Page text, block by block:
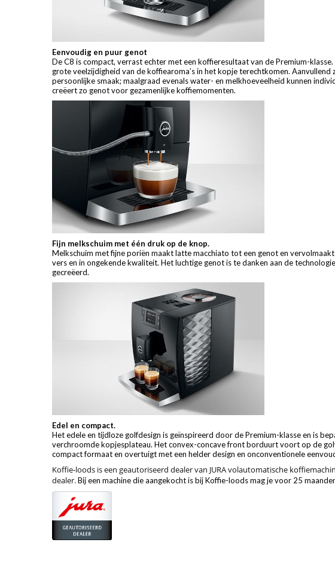
Eenvoudig en puur genot
De C8 is compact, verrast echter met een koffieresultaat van de Premium-
grote veelzijdigheid van de koffiearoma’s in het kopje terechtkomen.
persoonlijke smaak; maalgraad evenals water- en melkhoeveelheid kunnen
creëert zo genot voor gezamenlijke koffiemomenten.
Fijn melkschuim met één druk op de knop.
Melkschuim met fijne poriën maakt latte macchiato tot een genot en
vers en in ongekende kwaliteit. Het luchtige genot is te danken aan de
gecreëerd.
Edel en compact.
Het edele en tijdloze golfdesign is geïnspireerd door de Premium-klasse en is
verchroomde kopjesplateau. Het convex-concave front borduurt voort op de
compact formaat en overtuigt met een helder design en onconventionele
Koffie-loods is een geautoriseerd dealer van JURA volautomatische
dealer.Bij een machine die aangekocht is bij Koffie-loods mag je voor 25